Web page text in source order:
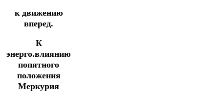
к движению
вперед.
К
энерго.влиянию
попятного
положения
Меркурия